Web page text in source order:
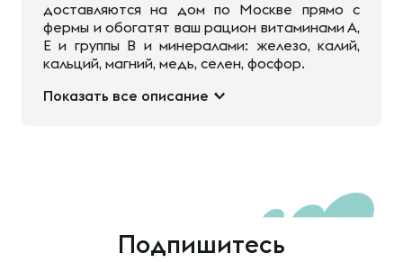
доставляются на дом по Москве прямо с
фермы и обогатят ваш рацион витаминами А,
Е и группы В и минералами: железо, калий,
кальций, магний, медь, селен, фосфор.
Показать все описание
Подпишитесь